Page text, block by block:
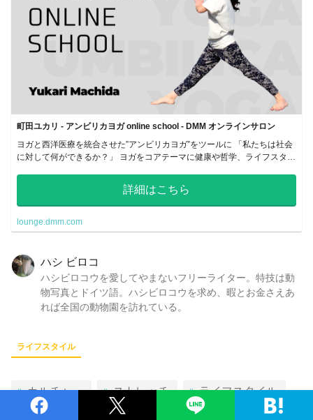
町田ユカリ - アンビリカヨガ online school - DMM オンラインサロン
ヨガと西洋医療を統合させた”アンビリカヨガ”をツールに 「私たちは社会
に対して何ができるか？」 ヨガをコアテーマに健康や哲学、ライフスタイ
詳細はこちら
lounge.dmm.com
ハシ ビロコ
ハシビロコウを愛してやまないフリーライター。特技は動
物写真とドイツ語。ハシビロコウを求め、暇とお金さえあ
れば全国の動物園を訪れている。
ライフスタイル
カルチャー ストレッチ ライフスタイル